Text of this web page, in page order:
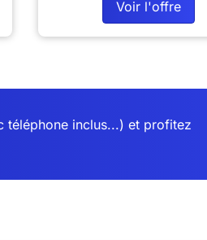
Voir l'offre
téléphone inclus...) et profitez